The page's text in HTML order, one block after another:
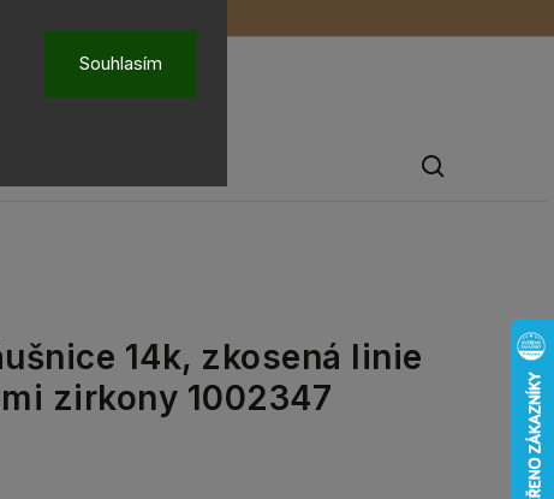
Souhlasím
14k, zkosená linie
zirkony 1002347